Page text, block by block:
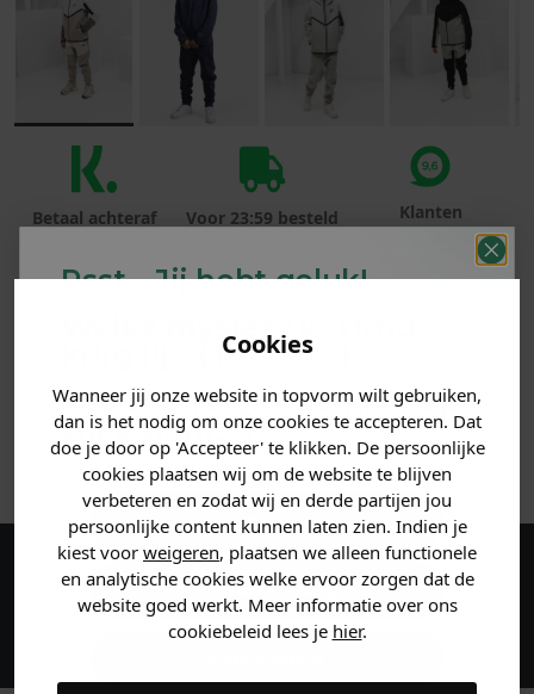
Cookies
Wanneer jij onze website in topvorm wilt gebruiken,
dan is het nodig om onze cookies te accepteren. Dat
doe je door op 'Accepteer' te klikken. De persoonlijke
cookies plaatsen wij om de website te blijven
verbeteren en zodat wij en derde partijen jou
persoonlijke content kunnen laten zien. Indien je
kiest voor weigeren, plaatsen we alleen functionele
en analytische cookies welke ervoor zorgen dat de
website goed werkt. Meer informatie over ons
cookiebeleid lees je hier.
Betaal achteraf
Voor 23:59 besteld
Klanten
beoordelen ons
met een 9,6!
MATERIAAL & WASVOORSCHRIFT
ANDERE BESTELDEN OOK
Maak een account aan en ontvang 5%
korting op je eerste bestelling!
Psst... Jij hebt geluk!
Welke mystery
krijg jij? (Tot-30%
Vertel ons waar je naar op
zoek bent. 👇
Heren kleding
Dames kleding